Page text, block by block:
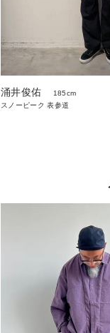
涌井俊佑
185cm
スノーピーク 表参道